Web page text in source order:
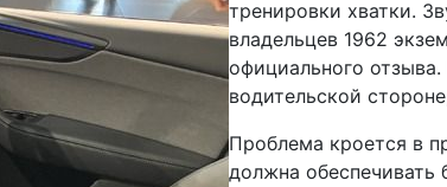
тренировки хватки.
владельцев 1962
официального
водительской
Проблема кроется в
должна обеспечивать